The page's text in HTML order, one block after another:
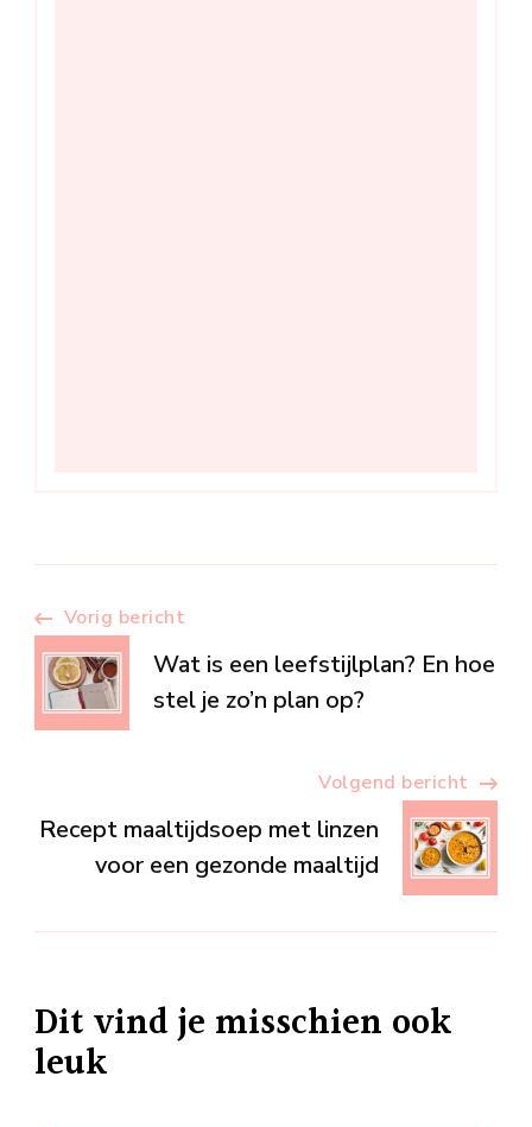
Berichtnavigatie
Vorig bericht
Wat is een leefstijlplan? En hoe
stel je zo’n plan op?
Volgend bericht
Recept maaltijdsoep met linzen
voor een gezonde maaltijd
Dit vind je misschien ook
leuk